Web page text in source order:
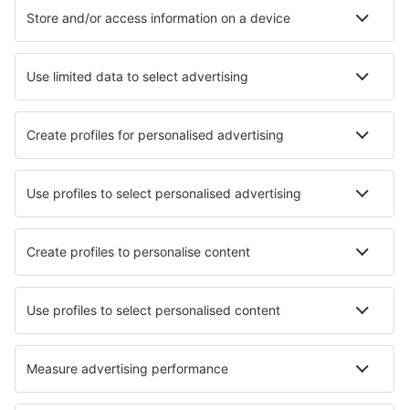
Hoteluri în Westerland Hoteluri în Bad Reichenhall
Hoteluri în Traben Trarbach Hoteluri în Binz
Hoteluri în Stein Hoteluri în Karlshagen
Cele mai bune hoteluri - orașe
Hoteluri în Weiden am See Hoteluri în Machowa
Hoteluri în Blackrod Hoteluri în Mantzavinata
Hoteluri în Ponte Chiasso Hoteluri în Serignan
Hoteluri în Dereköy Hoteluri în Agoy
Cele mai bune hoteluri - regiuni